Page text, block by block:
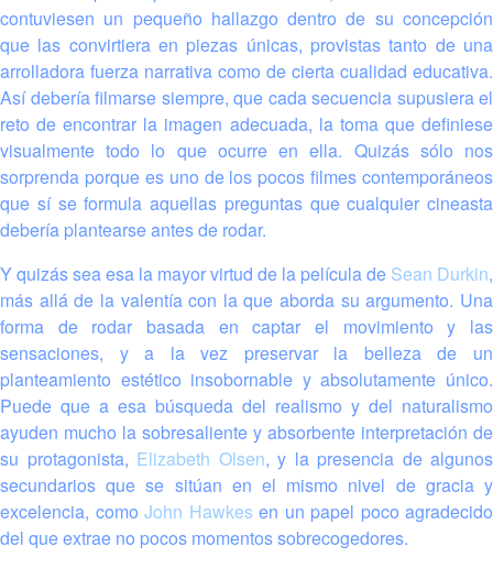
contuviesen un pequeño hallazgo dentro de su concepción
que las convirtiera en piezas únicas, provistas tanto de una
arrolladora fuerza narrativa como de cierta cualidad educativa.
Así debería filmarse siempre, que cada secuencia supusiera el
reto de encontrar la imagen adecuada, la toma que definiese
visualmente todo lo que ocurre en ella. Quizás sólo nos
sorprenda porque es uno de los pocos filmes contemporáneos
que sí se formula aquellas preguntas que cualquier cineasta
debería plantearse antes de rodar.
Y quizás sea esa la mayor virtud de la película de Sean Durkin,
más allá de la valentía con la que aborda su argumento. Una
forma de rodar basada en captar el movimiento y las
sensaciones, y a la vez preservar la belleza de un
planteamiento estético insobornable y absolutamente único.
Puede que a esa búsqueda del realismo y del naturalismo
ayuden mucho la sobresaliente y absorbente interpretación de
su protagonista, Elizabeth Olsen, y la presencia de algunos
secundarios que se sitúan en el mismo nivel de gracia y
excelencia, como John Hawkesen un papel poco agradecido
del que extrae no pocos momentos sobrecogedores.